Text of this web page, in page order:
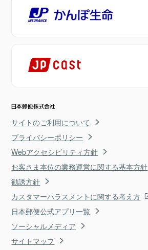
サイトのご利用について
プライバシーポリシー
Webアクセシビリティ方針
お客さま本位の業務運営に関する基本方針
勧誘方針
カスタマーハラスメントに関する考え方
日本郵便公式アプリ一覧
ソーシャルメディア
サイトマップ